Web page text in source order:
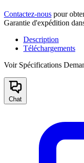
Contactez-nous pour
Garantie d'expédition
Description
Téléchargements
Voir Spécifications
Chat